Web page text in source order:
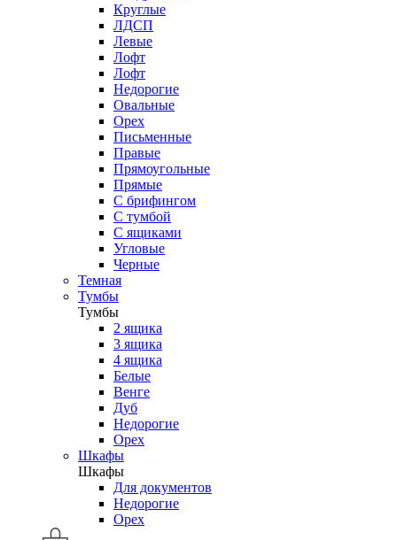
Круглые
ЛДСП
Левые
Лофт
Лофт
Недорогие
Овальные
Орех
Письменные
Правые
Прямоугольные
Прямые
С брифингом
С тумбой
С ящиками
Угловые
Черные
Темная
Тумбы
Тумбы
2 ящика
3 ящика
4 ящика
Белые
Венге
Дуб
Недорогие
Орех
Шкафы
Шкафы
Для документов
Недорогие
Орех